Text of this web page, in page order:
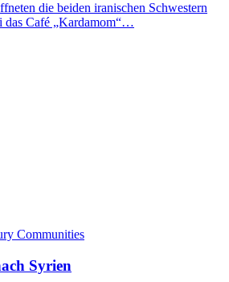
die beiden iranischen Schwestern
Café „Kardamom“…
Communities
Syrien